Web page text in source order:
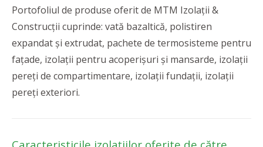
Portofoliul de produse oferit de MTM Izolații &
Construcții cuprinde: vată bazaltică, polistiren
expandat și extrudat, pachete de termosisteme pentru
fațade, izolații pentru acoperișuri și mansarde, izolații
pereți de compartimentare, izolații fundații, izolații
pereți exteriori.